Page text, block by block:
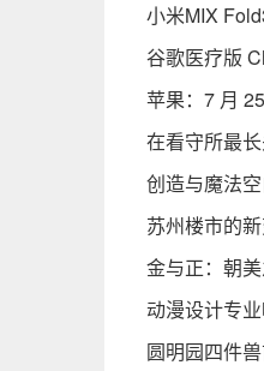
小米MIX
谷歌医疗版
苹果：7 月
在看守所最
创造与魔法
苏州楼市的
金与正：朝
动漫设计专
圆明园四件